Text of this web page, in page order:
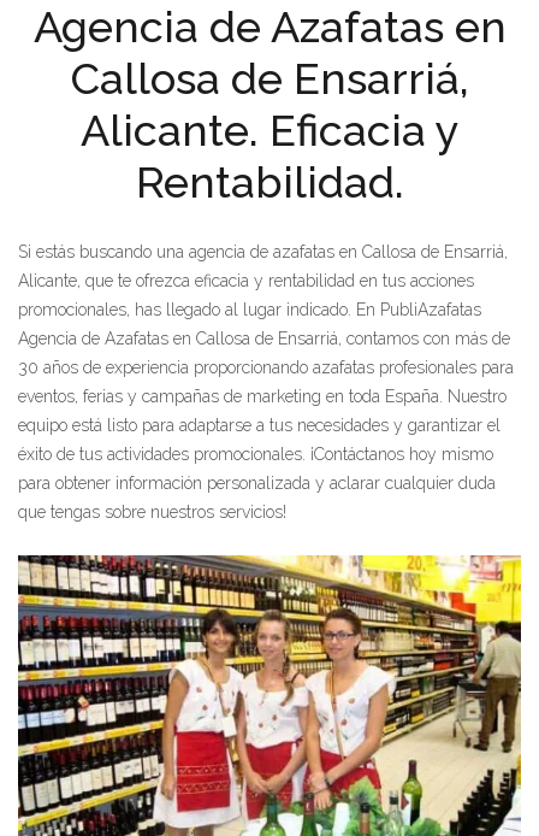
Agencia de Azafatas en
Callosa de Ensarriá,
Alicante. Eficacia y
Rentabilidad.
Si estás buscando una agencia de azafatas en Callosa de Ensarriá,
Alicante, que te ofrezca eficacia y rentabilidad en tus acciones
promocionales, has llegado al lugar indicado. En PubliAzafatas
Agencia de Azafatas en Callosa de Ensarriá, contamos con más de
30 años de experiencia proporcionando azafatas profesionales para
eventos, ferias y campañas de marketing en toda España. Nuestro
equipo está listo para adaptarse a tus necesidades y garantizar el
éxito de tus actividades promocionales. ¡Contáctanos hoy mismo
para obtener información personalizada y aclarar cualquier duda
que tengas sobre nuestros servicios!